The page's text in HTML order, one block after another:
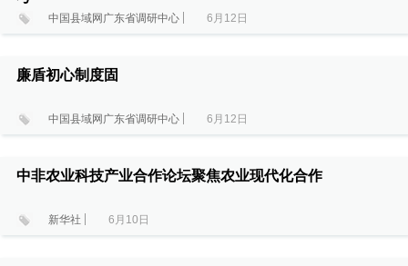
中国县域网广东省调研中心 6月12日
廉盾初心制度固
中国县域网广东省调研中心 6月12日
中非农业科技产业合作论坛聚焦农业现代化合作
新华社 6月10日